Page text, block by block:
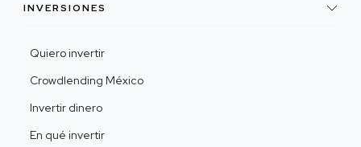
INVERSIONES
Quiero invertir
Crowdlending México
Invertir dinero
En qué invertir